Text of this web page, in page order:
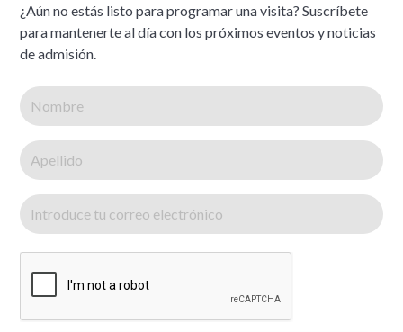
¿Aún no estás listo para programar una visita? Suscríbete
para mantenerte al día con los próximos eventos y noticias
de admisión.